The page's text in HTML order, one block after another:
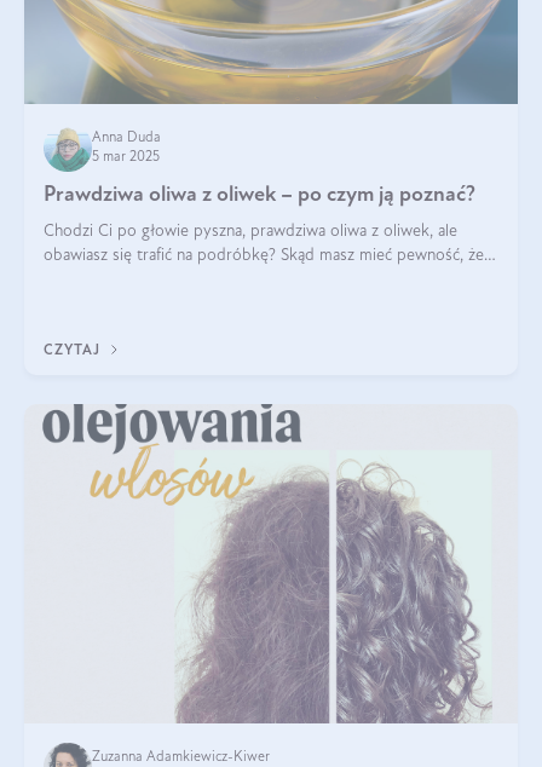
Anna Duda
5 mar 2025
Prawdziwa oliwa z oliwek – po czym ją poznać?
Chodzi Ci po głowie pyszna, prawdziwa oliwa z oliwek, ale
obawiasz się trafić na podróbkę? Skąd masz mieć pewność, że
CZYTAJ
Zuzanna Adamkiewicz-Kiwer